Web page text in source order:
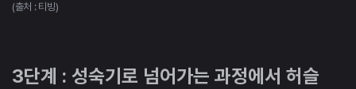
(출처 : 티빙)
3단계 : 성숙기로 넘어가는 과정에서 허슬